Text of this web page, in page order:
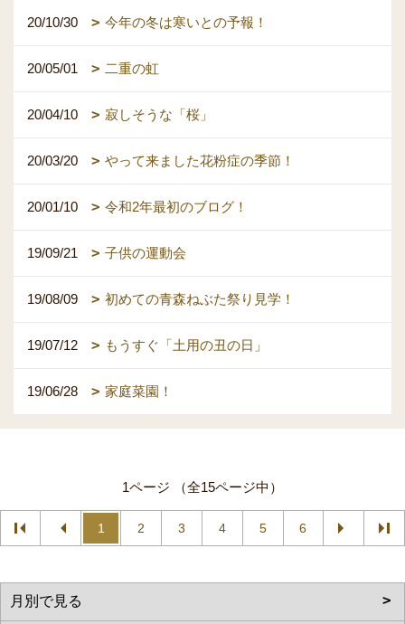
20/10/30 今年の冬は寒いとの予報！
20/05/01 二重の虹
20/04/10 寂しそうな「桜」
20/03/20 やって来ました花粉症の季節！
20/01/10 令和2年最初のブログ！
19/09/21 子供の運動会
19/08/09 初めての青森ねぶた祭り見学！
19/07/12 もうすぐ「土用の丑の日」
19/06/28 家庭菜園！
1ページ （全15ページ中）
1 2 3 4 5 6